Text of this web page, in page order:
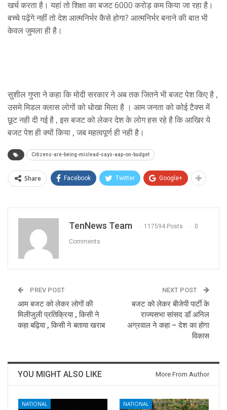
खर्च करता है। यहां तो शिक्षा का बजट 6000 करोड़ कम किया जा रहा है।
बच्चे पढ़ेंगे नहीं तो देश आत्मनिर्भर कैसे होगा? आत्मनिर्भर बनाने की बात भी
केवल जुमला ही है।
सुशील गुप्ता ने कहा कि मोदी सरकार ने अब तक जितने भी बजट पेश किए है ,
उसमे मिडल क्लास लोगों को धोखा मिला है । आम जनता को कोई टैक्स में
छूट नही दी गई है , इस बजट को लेकर देश के लोग हस रहे है कि आखिर ये
बजट पेश ही क्यों किया , जब महत्वपूर्ण ही नही है।
Citizens-are-being-mislead-says-aap-on-budget
Share Facebook Twitter Google+
TenNews Team 117594 Posts 0
Comments
PREV POST
आम बजट को लेकर लोगों की
मिलीजुली प्रतिक्रिया , किसी ने
कहा बढ़िया , किसी ने बताया खराब
NEXT POST
बजट को लेकर बीजेपी पार्टी के
राज्यसभा सांसद डॉ अनिल
अग्रवाल ने कहा – देश का होगा
विकास
YOU MIGHT ALSO LIKE More From Author
NATIONAL NATIONAL